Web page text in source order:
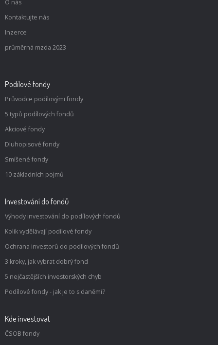
O nás
Kontaktujte nás
Inzerce
průměrná mzda 2023
Podílové fondy
Průvodce podílovými fondy
5 typů podílových fondů
Akciové fondy
Dluhopisové fondy
Smíšené fondy
10 základních pojmů
Investování do fondů
Výhody investování do podílových fondů
Kolik vydělávají podílové fondy
Ochrana investorů do podílových fondů
3 kroky, jak vybrat dobrý fond
5 nejčastějších investorských chyb
Podílové fondy - jak je to s daněmi?
Kde investovat
ČSOB fondy